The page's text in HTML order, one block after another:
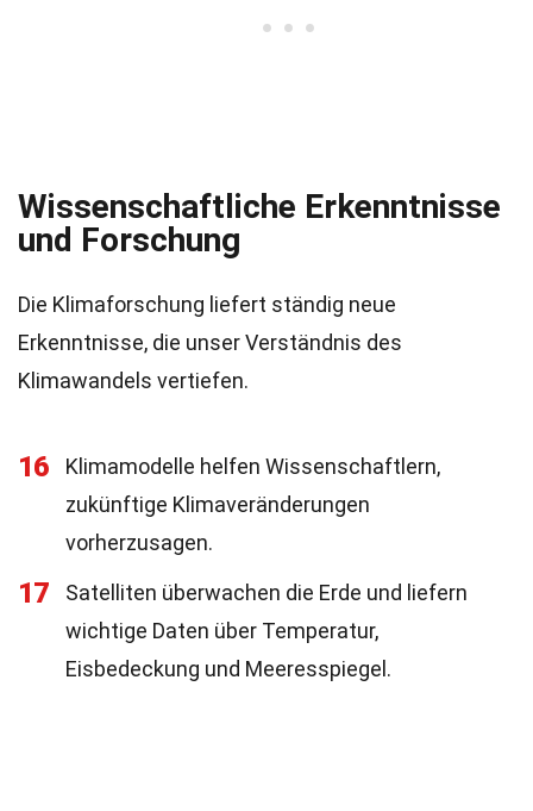
Wissenschaftliche Erkenntnisse
und Forschung
Die Klimaforschung liefert ständig neue
Erkenntnisse, die unser Verständnis des
Klimawandels vertiefen.
16
Klimamodelle helfen Wissenschaftlern,
zukünftige Klimaveränderungen
vorherzusagen.
17
Satelliten überwachen die Erde und liefern
wichtige Daten über Temperatur,
Eisbedeckung und Meeresspiegel.